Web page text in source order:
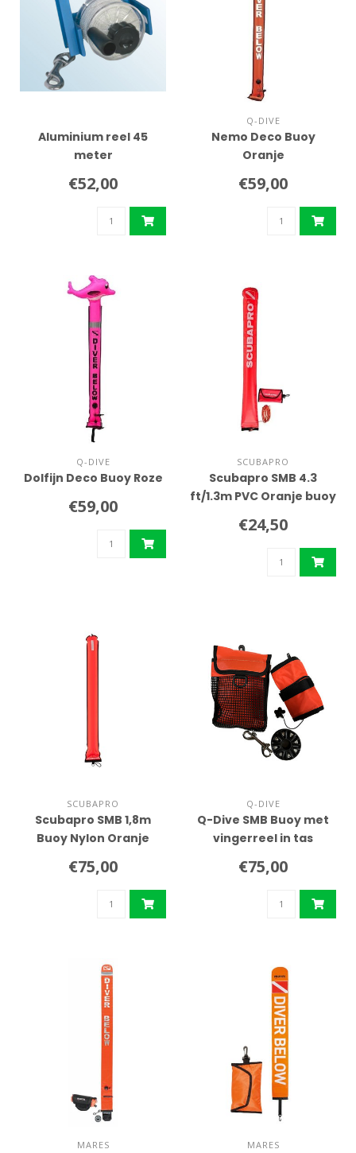
Aluminium reel 45
meter
€52,00
Q-DIVE
Nemo Deco Buoy
Oranje
€59,00
Q-DIVE
Dolfijn Deco Buoy Roze
€59,00
SCUBAPRO
Scubapro SMB 4.3
ft/1.3m PVC Oranje buoy
€24,50
SCUBAPRO
Scubapro SMB 1,8m
Buoy Nylon Oranje
€75,00
Q-DIVE
Q-Dive SMB Buoy met
vingerreel in tas
€75,00
MARES MARES